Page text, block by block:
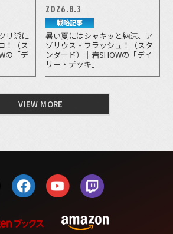
リ派に
！（ス
の「デ
2026.8.3
戦略記事
暑い夏にはシャキッと納涼、ア
ゾリウス・フラッシュ！（スタ
ンダード）｜岩SHOWの「デイ
リー・デッキ」
VIEW MORE